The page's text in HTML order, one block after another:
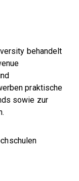
behandelt
praktische
sowie zur